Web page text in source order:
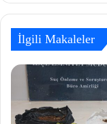
İlgili Makaleler